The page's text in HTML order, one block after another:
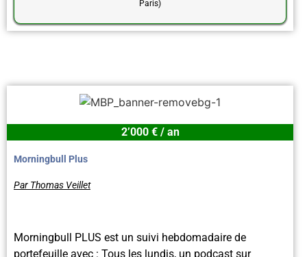
Paris)
2’000 € / an
Morningbull Plus
Par Thomas Veillet
Morningbull PLUS est un suivi hebdomadaire de
portefeuille avec : Tous les lundis, un podcast sur